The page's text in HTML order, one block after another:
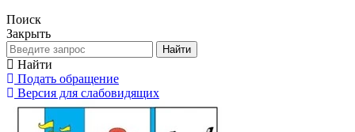
Поиск
Закрыть
Найти
Найти
Подать обращение
Версия для слабовидящих